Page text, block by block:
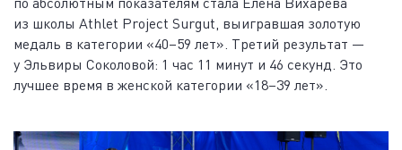
из школы Athlet Project Surgut, выигравшая золотую
медаль в категории «40–59 лет». Третий результат —
у Эльвиры Соколовой: 1 час 11 минут и 46 секунд. Это
лучшее время в женской категории «18–39 лет».